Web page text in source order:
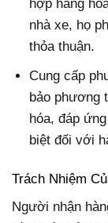
hợp hàng
nhà xe, họ
thỏa thuận.
Cung cấp
bảo phương
hóa, đáp
biệt đối với
Trách Nhiệm
Người nhận